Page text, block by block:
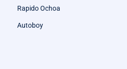
Rapido Ochoa
Autoboy